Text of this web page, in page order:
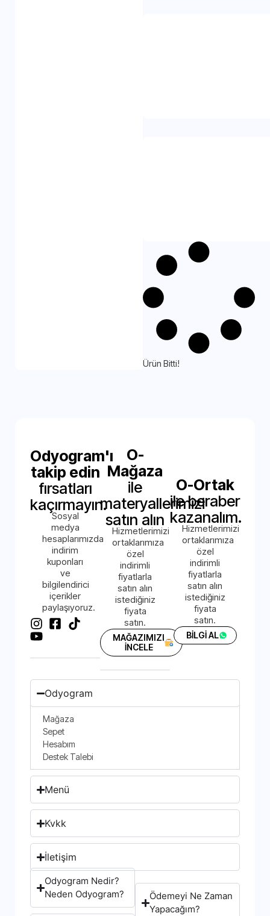
Ürün Bitti!
Odyogram'ı
takip edin
fırsatları
kaçırmayın.
Sosyal
medya
hesaplarımızda
indirim
kuponları
ve
bilgilendirici
içerikler
paylaşıyoruz.
O-
Mağaza
ile
materyallerimizi
satın alın
Hizmetlerimizi
ortaklarımıza
özel
indirimli
fiyatlarla
satın alın
istediğiniz
fiyata
satın.
MAĞAZIMIZI
İNCELE
O-Ortak
ile beraber
kazanalım.
Hizmetlerimizi
ortaklarımıza
özel
indirimli
fiyatlarla
satın alın
istediğiniz
fiyata
satın.
BİLGİ AL
Odyogram
Mağaza
Sepet
Hesabım
Destek Talebi
Menü
Kvkk
İletişim
Odyogram Nedir?
Neden Odyogram?
Ödemeyi Ne Zaman
Yapacağım?